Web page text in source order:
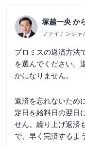
塚越一央 か
ファイナンシャ
プロミスの返済方法
を選んでください。
かになりません。
返済を忘れないため
定日を給料日の翌日
せん。繰り上げ返済
で、早く完済するよ